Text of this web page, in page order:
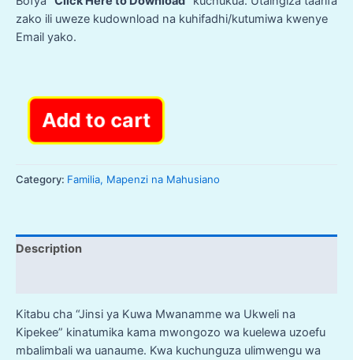
zako ili uweze kudownload na kuhifadhi/kutumiwa kwenye
Email yako.
Kitabu:
JINSI
KUWA
UKWELI
NA
Add to cart
Category: Familia, Mapenzi na Mahusiano
Description
Kitabu cha “Jinsi ya Kuwa Mwanamme wa Ukweli na
Kipekee” kinatumika kama mwongozo wa kuelewa uzoefu
mbalimbali wa uanaume. Kwa kuchunguza ulimwengu wa